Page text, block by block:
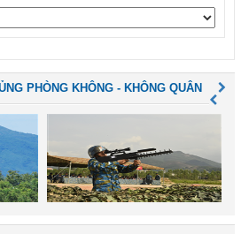
PHÒNG KHÔNG - KHÔNG QUÂN